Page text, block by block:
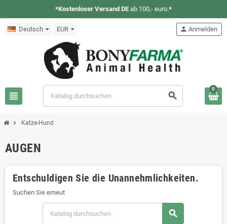
*Kostenloser Versand DE ab 100,- euro.*
Deutsch EUR
view_headline search
person Anmelden
0
chevron_right Katze-Hund
AUGEN
Entschuldigen Sie die Unannehmlichkeiten.
Suchen Sie erneut
search